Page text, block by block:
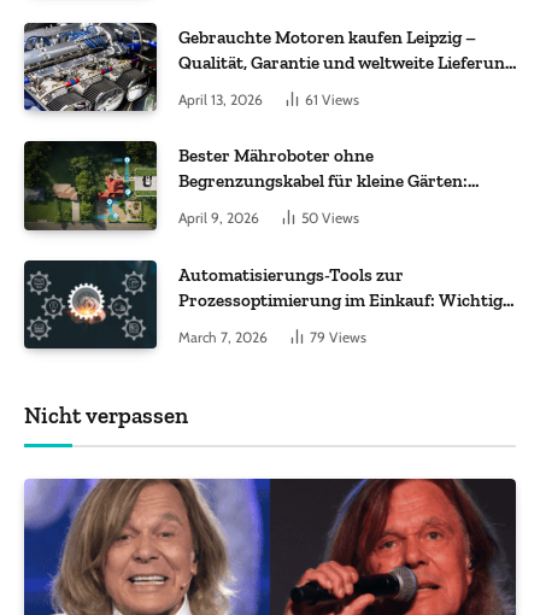
Gebrauchte Motoren kaufen Leipzig –
Qualität, Garantie und weltweite Lieferung
April 13, 2026 61 Views
Bester Mähroboter ohne
Begrenzungskabel für kleine Gärten:
Worauf es bei 200 bis 500 m² wirklich
ankommt
April 9, 2026 50 Views
Automatisierungs-Tools zur
Prozessoptimierung im Einkauf: Wichtige
Funktionen, auf die Sie achten sollten
March 7, 2026 79 Views
Nicht verpassen